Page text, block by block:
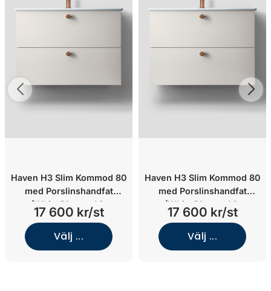
Haven H3 Slim Kommod 80
med Porslinshandfat
(White/Knopp A2.
06/Mässing)
17 600 kr/st
Välj ...
Haven H3 Slim Kommod 80
med Porslinshandfat
(White/Knopp A2.
02/Krom)
17 600 kr/st
Välj ...